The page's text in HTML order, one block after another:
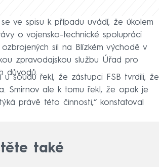
ve spisu k případu uvádí, že úkolem
o vojensko-technické spolupráci
sil na Blízkém východě v
zpravodajskou službu Úřad pro
důvodů.
soudu řekl, že zástupci FSB tvrdili, že
Smirnov ale k tomu řekl, že opak je
právě této činnosti,“ konstatoval
také